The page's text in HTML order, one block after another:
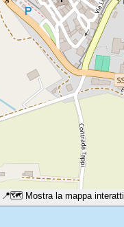
📍🗺️ Mostra la mappa